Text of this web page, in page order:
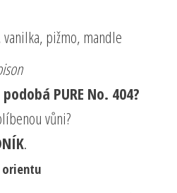
vanilka, pižmo, mandle
PURE No. 404?
vůni?
.